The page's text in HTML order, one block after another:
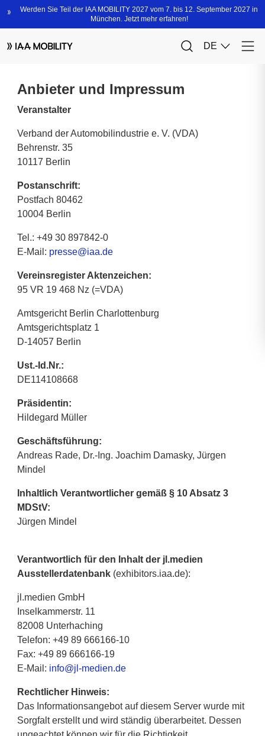
Anbieter und Impressum
Veranstalter
Verband der Automobilindustrie e. V. (VDA)
Behrenstr. 35
10117 Berlin
Postanschrift:
Postfach 80462
10004 Berlin
Tel.: +49 30 897842-0
E-Mail: presse@iaa.de
Vereinsregister Aktenzeichen:
95 VR 19 468 Nz (=VDA)
Amtsgericht Berlin Charlottenburg
Amtsgerichtsplatz 1
D-14057 Berlin
Ust.-Id.Nr.:
DE114108668
Präsidentin:
Hildegard Müller
Geschäftsführung:
Andreas Rade, Dr.-Ing. Joachim Damasky, Jürgen
Mindel
Inhaltlich Verantwortlicher gemäß § 10 Absatz 3
MDStV:
Jürgen Mindel
Verantwortlich für den Inhalt der jl.medien
Ausstellerdatenbank (exhibitors.iaa.de):
jl.medien GmbH
Inselkammerstr. 11
82008 Unterhaching
Telefon: +49 89 666166-10
Fax: +49 89 666166-19
E-Mail: info@jl-medien.de
Rechtlicher Hinweis:
Das Informationsangebot auf diesem Server wurde mit
Sorgfalt erstellt und wird ständig überarbeitet. Dessen